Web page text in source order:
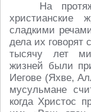
На
христианские
сладкими
дела их
тысячу лет
жизней были
Иегове (Яхве,
мусульмане
когда Христос